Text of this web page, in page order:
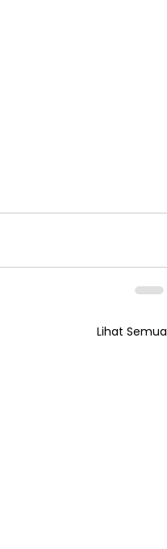
Lihat Semua